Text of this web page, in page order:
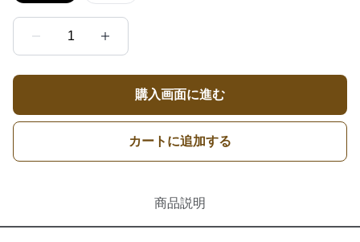
1
購入画面に進む
カートに追加する
商品説明